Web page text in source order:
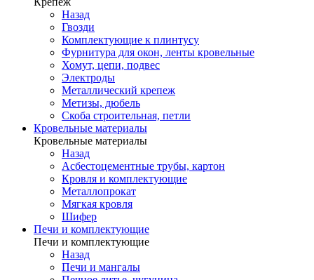
Назад
Гвозди
Комплектующие к плинтусу
Фурнитура для окон, ленты кровельные
Хомут, цепи, подвес
Электроды
Металлический крепеж
Метизы, дюбель
Скоба строительная, петли
Кровельные материалы
Кровельные материалы
Назад
Асбестоцементные трубы, картон
Кровля и комплектующие
Металлопрокат
Мягкая кровля
Шифер
Печи и комплектующие
Печи и комплектующие
Назад
Печи и мангалы